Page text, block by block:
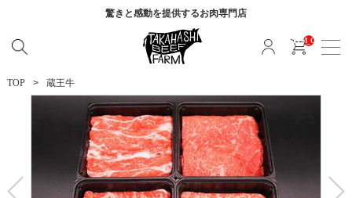
驚きと感動を提供するお肉専門店
__ITM_CNT__
TOP 蔵王牛